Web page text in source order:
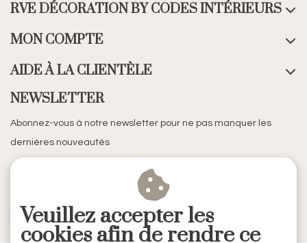
RVE DÉCORATION BY CODES INTÉRIEURS
MON COMPTE
AIDE À LA CLIENTÈLE
NEWSLETTER
Abonnez-vous à notre newsletter pour ne pas manquer les
dernières nouveautés
S'ABONNER
Veuillez accepter les
cookies afin de rendre ce